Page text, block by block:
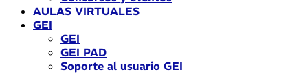
AULAS VIRTUALES
GEI
GEI
GEI PAD
Soporte al usuario GEI